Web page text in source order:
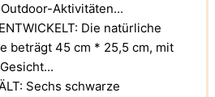
Aktivitäten...
Die natürliche
beträgt 45 cm * 25,5 cm, mit
Sechs schwarze